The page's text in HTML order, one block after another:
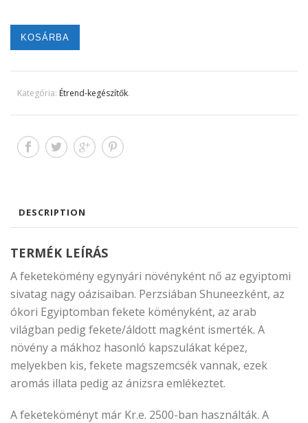
ml
quantity
KOSÁRBA
Kategória: Étrend-kegészítők.
DESCRIPTION
TERMÉK LEÍRÁS
A feketekömény egynyári növényként nő az egyiptomi
sivatag nagy oázisaiban. Perzsiában Shuneezként, az
ókori Egyiptomban fekete köményként, az arab
világban pedig fekete/áldott magként ismerték. A
növény a mákhoz hasonló kapszulákat képez,
melyekben kis, fekete magszemcsék vannak, ezek
aromás illata pedig az ánizsra emlékeztet.
A feketeköményt már Kr.e. 2500-ban használták. A